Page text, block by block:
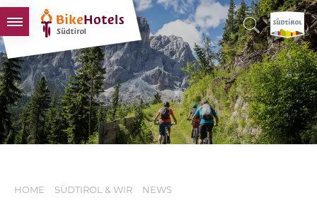
BIKEHOTELS
HOTELS & PAKETE
TOUREN & REVIERE
SÜDTIROL & WIR
HOME SÜDTIROL & WIR NEWS